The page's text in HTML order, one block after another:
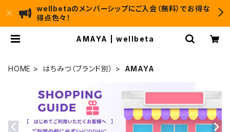
wellbetaのメンバーシップにご入会（無料）でお得な
得点色々！
AMAYA | wellbeta
HOME はちみつ（ブランド別） AMAYA